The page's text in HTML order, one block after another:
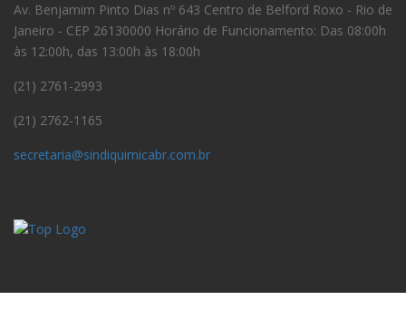
Av. Benjamim Pinto Dias nº 643 Centro de Belford Roxo - Rio de
Janeiro - CEP 26130000 Horário de Funcionamento: Das 08:00h
às 12:00h, das 13:00h às 18:00h
(21) 2761-2993
(21) 2762-1165
secretaria@sindiquimicabr.com.br